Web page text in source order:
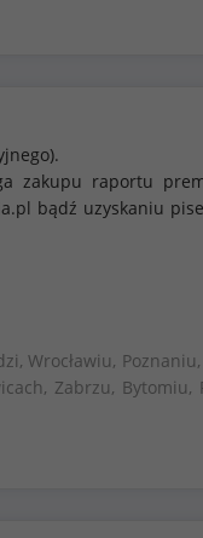
zakupu raportu
bądź uzyskaniu
Wrocławiu,
Zabrzu, Bytomiu,